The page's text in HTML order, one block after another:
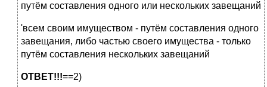
путём составления одного или нескольких завещаний
'всем своим имуществом - путём составления одного
завещания, либо частью своего имущества - только
путём составления нескольких завещаний
ОТВЕТ!!!==2)